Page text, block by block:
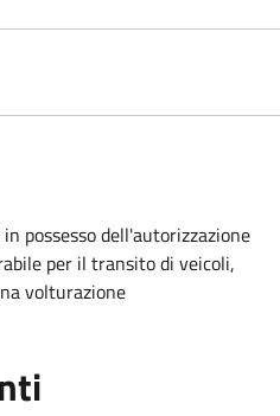
possesso dell'autorizzazione
per il transito di veicoli,
volturazione